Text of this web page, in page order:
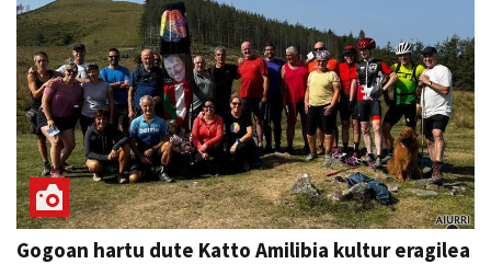
Gogoan hartu dute Katto Amilibia kultur eragilea